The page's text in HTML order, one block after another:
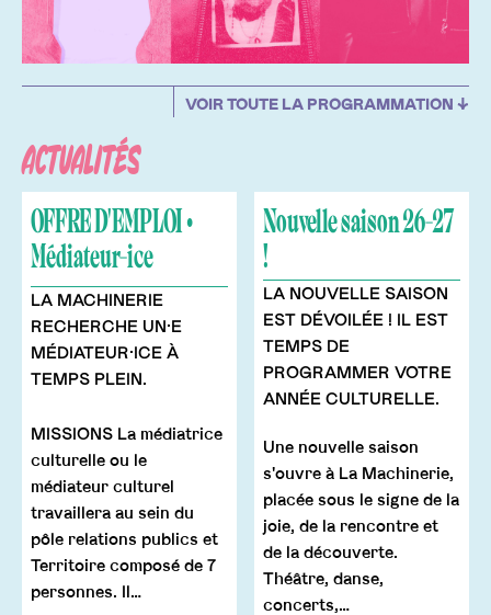
GAL + STI + YUGENE
VOIR TOUTE LA PROGRAMMATION ↓
ACTUALITÉS
OFFRE D'EMPLOI •
Médiateur-ice
LA MACHINERIE
RECHERCHE UN·E
MÉDIATEUR·ICE À
TEMPS PLEIN.
MISSIONS La médiatrice
culturelle ou le
médiateur culturel
travaillera au sein du
pôle relations publics et
Territoire composé de 7
personnes. Il…
Nouvelle saison 26-27
!
LA NOUVELLE SAISON
EST DÉVOILÉE ! IL EST
TEMPS DE
PROGRAMMER VOTRE
ANNÉE CULTURELLE.
Une nouvelle saison
s'ouvre à La Machinerie,
placée sous le signe de la
joie, de la rencontre et
de la découverte.
Théâtre, danse,
concerts,…